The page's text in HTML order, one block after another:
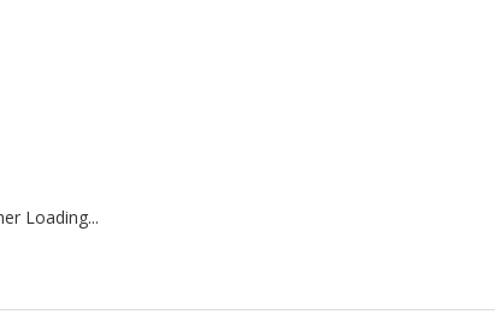
Loading...